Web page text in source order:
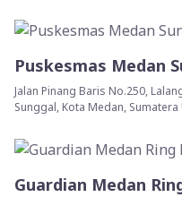
Puskesmas Medan
Jalan Pinang Baris No.250,
Sunggal, Kota Medan,
Guardian Medan